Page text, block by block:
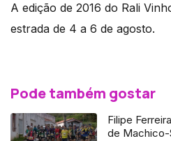
A edição de 2016 do Rali
estrada de 4 a 6 de agosto.
Pode também gostar
Filipe
de Machico-